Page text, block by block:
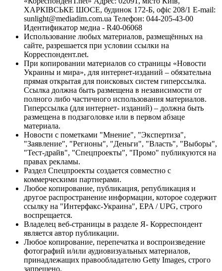
ХАРКІВСЬКЕ ШОСЕ, будинок 172-Б, офіс 208/1 E-mail:
sunlight@mediadim.com.ua Телефон: 044-205-43-00
Идентификатор медиа - R40-06068
Использование любых материалов, размещённых на
сайте, разрешается при условии ссылки на
Корреспондент.net.
При копировании материалов со страницы «Новости
Украины и мира», для интернет-изданий – обязательна
прямая открытая для поисковых систем гиперссылка.
Ссылка должна быть размещена в независимости от
полного либо частичного использования материалов.
Гиперссылка (для интернет- изданий) – должна быть
размещена в подзаголовке или в первом абзаце
материала.
Новости с пометками "Мнение", "Экспертиза",
"Заявление", "Регионы", "Деньги", "Власть", "Выборы",
"Тест-драйв", "Спецпроекты", "Промо" публикуются на
правах рекламы.
Раздел Спецпроекты создается совместно с
коммерческими партнерами.
Любое копирование, публикация, републикация и
другое распространение информации, которое содержит
ссылку на "Интерфакс-Украина", EPA / UPG, строго
воспрещается.
Владелец веб-страницы в разделе Я- Корреспондент
является автор публикации.
Любое копирование, перепечатка и воспроизведение
фотографий и/или аудиовизуальных материалов,
принадлежащих правообладателю Getty Images, строго
запрещено.